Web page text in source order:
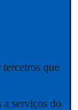
que
a serviços do